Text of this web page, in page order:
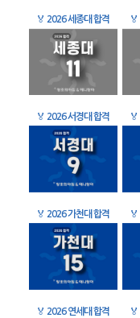
🏅 2026 세종대 합격 🏅
🏅 2026 서경대 합격 🏅
🏅 2026 가천대 합격 🏅
🏅 2026 연세대 합격 🏅